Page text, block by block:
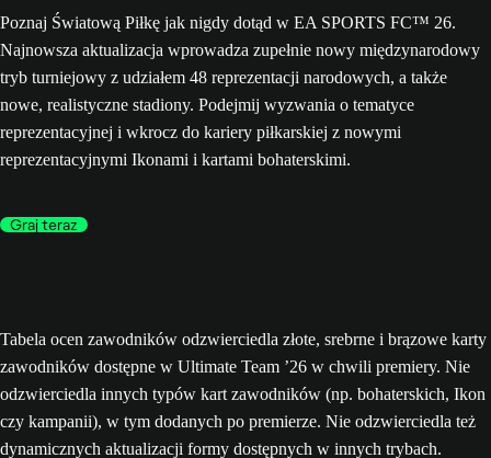
Poznaj Światową Piłkę jak nigdy dotąd w EA SPORTS FC™ 26.
Najnowsza aktualizacja wprowadza zupełnie nowy międzynarodowy
tryb turniejowy z udziałem 48 reprezentacji narodowych, a także
nowe, realistyczne stadiony. Podejmij wyzwania o tematyce
reprezentacyjnej i wkrocz do kariery piłkarskiej z nowymi
reprezentacyjnymi Ikonami i kartami bohaterskimi.
Graj teraz
Tabela ocen zawodników odzwierciedla złote, srebrne i brązowe karty
zawodników dostępne w Ultimate Team ’26 w chwili premiery. Nie
odzwierciedla innych typów kart zawodników (np. bohaterskich, Ikon
czy kampanii), w tym dodanych po premierze. Nie odzwierciedla też
dynamicznych aktualizacji formy dostępnych w innych trybach.